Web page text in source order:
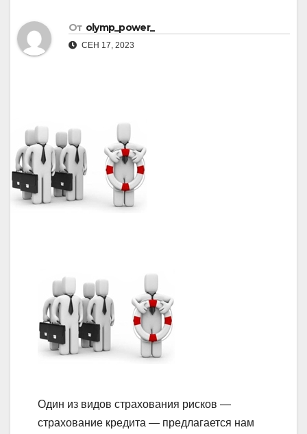
От olymp_power_
СЕН 17, 2023
Один из видов страхования рисков —
страхование кредита — предлагается нам